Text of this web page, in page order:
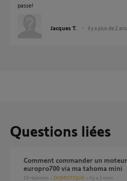
passe!
Jacques T. il y a plus de 2 ans
Questions liées
Comment commander un moteur porte garage
europro700 via ma tahoma mini
19 réponses DOMOTIQUE il y a 2 mois